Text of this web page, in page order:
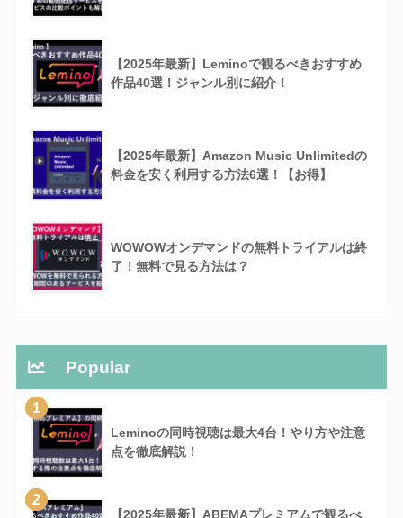
【2025年最新】Leminoで観るべきおすすめ
作品40選！ジャンル別に紹介！
【2025年最新】Amazon Music Unlimitedの
料金を安く利用する方法6選！【お得】
WOWOWオンデマンドの無料トライアルは終
了！無料で見る方法は？
Popular
1
Leminoの同時視聴は最大4台！やり方や注意
点を徹底解説！
2
【2025年最新】ABEMAプレミアムで観るべ